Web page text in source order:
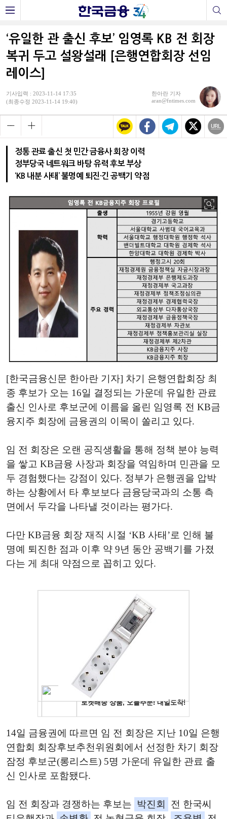
‘유일한 관 출신 후보’ 임영록 KB 전 회장
복귀 두고 설왕설래 [은행연합회장 선임
레이스]
기사입력 : 2023-11-14 17:35
(최종수정 2023-11-14 19:40)
한아란 기자
aran@fntimes.com
정통 관료 출신 첫 민간 금융사 회장 이력
정부당국 네트워크 바탕 유력 후보 부상
‘KB 내분 사태’ 불명예 퇴진·긴 공백기 약점
[한국금융신문 한아란 기자] 차기 은행연합회장 최
종 후보가 오는 16일 결정되는 가운데 유일한 관료
출신 인사로 후보군에 이름을 올린 임영록 전 KB금
융지주 회장에 금융권의 이목이 쏠리고 있다.
임 전 회장은 오랜 공직생활을 통해 정책 분야 능력
을 쌓고 KB금융 사장과 회장을 역임하며 민관을 모
두 경험했다는 강점이 있다. 정부가 은행권을 압박
하는 상황에서 타 후보보다 금융당국과의 소통 측
면에서 두각을 나타낼 것이라는 평가다.
다만 KB금융 회장 재직 시절 ‘KB 사태’로 인해 불
명예 퇴진한 점과 이후 약 9년 동안 공백기를 가졌
다는 게 최대 약점으로 꼽히고 있다.
14일 금융권에 따르면 임 전 회장은 지난 10일 은행
연합회 회장후보추천위원회에서 선정한 차기 회장
잠정 후보군(롱리스트) 5명 가운데 유일한 관료 출
신 인사로 포함됐다.
임 전 회장과 경쟁하는 후보는 박진회
전 한국씨